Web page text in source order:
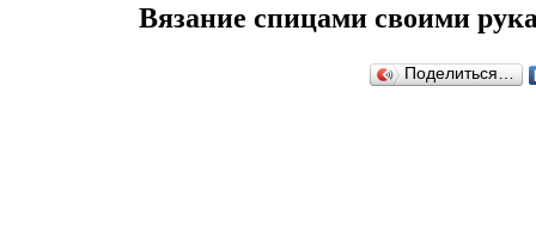
Вязание спицами своими
Поделиться…